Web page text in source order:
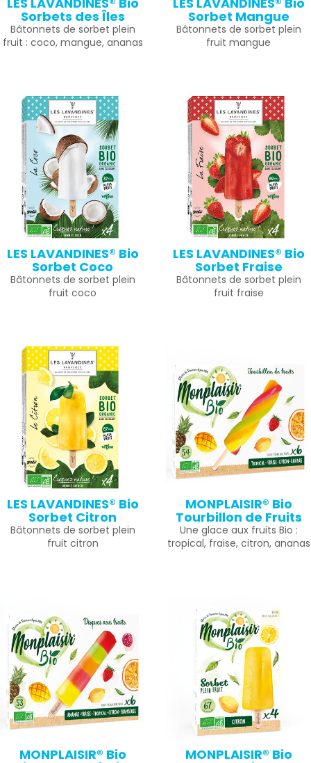
Sorbets des Îles
Bâtonnets de sorbet plein
fruit : coco, mangue, ananas
Sorbet Mangue
Bâtonnets de sorbet plein
fruit mangue
LES LAVANDINES® Bio
Sorbet Coco
Bâtonnets de sorbet plein
fruit coco
LES LAVANDINES® Bio
Sorbet Fraise
Bâtonnets de sorbet plein
fruit fraise
LES LAVANDINES® Bio
Sorbet Citron
Bâtonnets de sorbet plein
fruit citron
MONPLAISIR® Bio
Tourbillon de Fruits
Une glace aux fruits Bio :
tropical, fraise, citron, ananas
MONPLAISIR® Bio MONPLAISIR® Bio